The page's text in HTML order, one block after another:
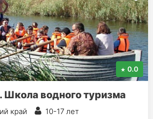
0.0
водного туризма
край
10-17 лет